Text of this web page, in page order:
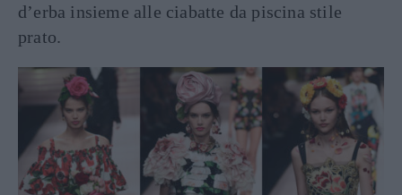
d’erba insieme alle ciabatte da piscina stile
prato.